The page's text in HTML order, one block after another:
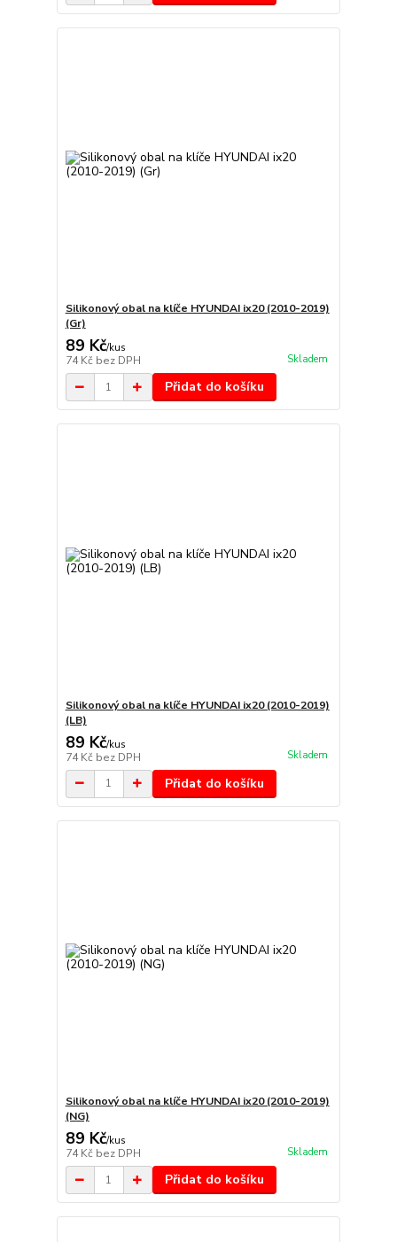
Silikonový obal na klíče HYUNDAI ix20 (2010-2019)
(Gr)
89 Kč/kus
74 Kč bez DPH Skladem
Přidat do košíku
Silikonový obal na klíče HYUNDAI ix20 (2010-2019)
(LB)
89 Kč/kus
74 Kč bez DPH Skladem
Přidat do košíku
Silikonový obal na klíče HYUNDAI ix20 (2010-2019)
(NG)
89 Kč/kus
74 Kč bez DPH Skladem
Přidat do košíku